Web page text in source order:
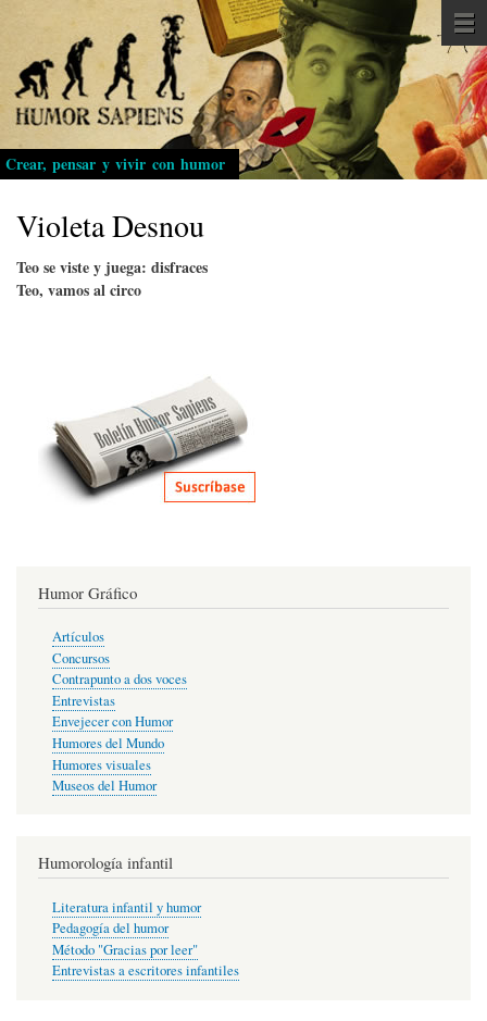
Pasar
al
contenido
principal
Crear, pensar y vivir con humor
Violeta Desnou
Teo se viste y juega: disfraces
Teo, vamos al circo
Humor Gráfico
Artículos
Concursos
Contrapunto a dos voces
Entrevistas
Envejecer con Humor
Humores del Mundo
Humores visuales
Museos del Humor
Humorología infantil
Literatura infantil y humor
Pedagogía del humor
Método "Gracias por leer"
Entrevistas a escritores infantiles